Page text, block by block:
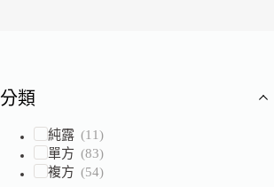
分類
純露 (11)
單方 (83)
複方 (54)